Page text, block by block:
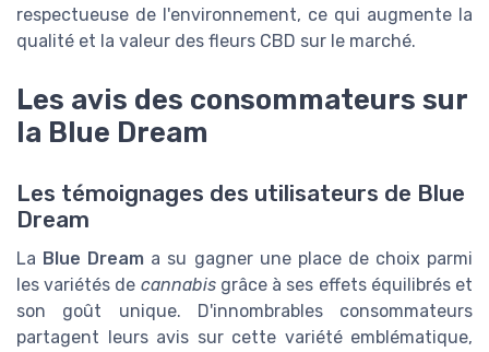
respectueuse de l'environnement, ce qui augmente la
qualité et la valeur des fleurs CBD sur le marché.
Les avis des consommateurs sur
la Blue Dream
Les témoignages des utilisateurs de Blue
Dream
La Blue Dream a su gagner une place de choix parmi
les variétés de cannabisgrâce à ses effets équilibrés et
son goût unique. D'innombrables consommateurs
partagent leurs avis sur cette variété emblématique,